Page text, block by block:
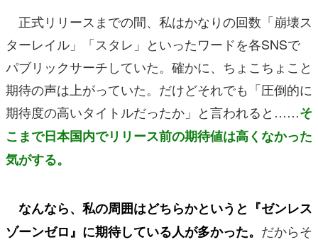
正式リリースまでの間、私はかなりの回数「崩壊ス
ターレイル」「スタレ」といったワードを各SNSで
パブリックサーチしていた。確かに、ちょこちょこと
期待の声は上がっていた。だけどそれでも「圧倒的に
期待度の高いタイトルだったか」と言われると……そ
こまで日本国内でリリース前の期待値は高くなかった
気がする。
なんなら、私の周囲はどちらかというと『ゼンレス
ゾーンゼロ』に期待している人が多かった。 だからそ